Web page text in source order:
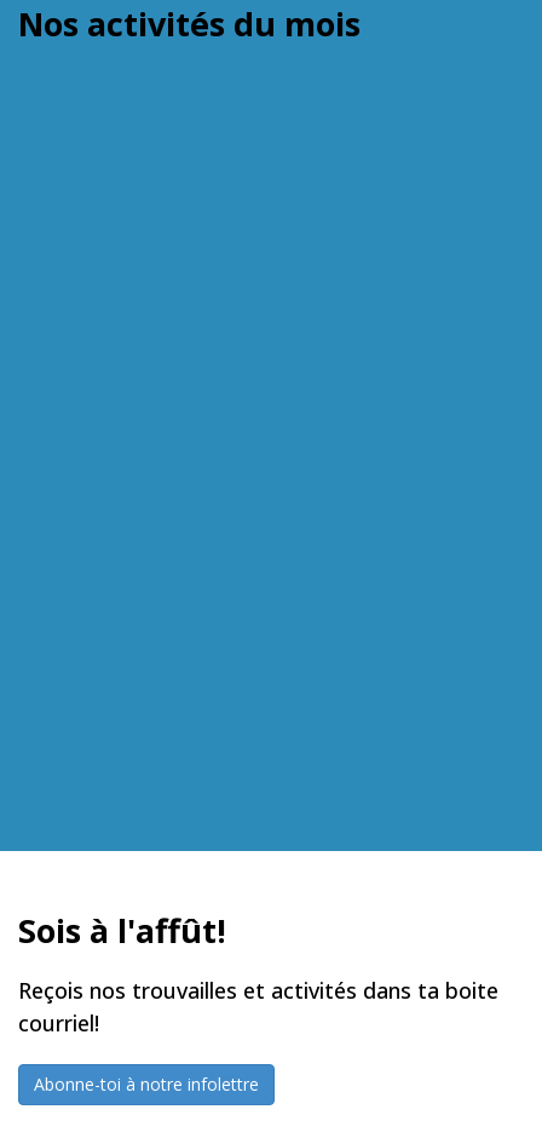
Nos activités du mois
Sois à l'affût!
Reçois nos trouvailles et activités dans ta boite
courriel!
Abonne-toi à notre infolettre